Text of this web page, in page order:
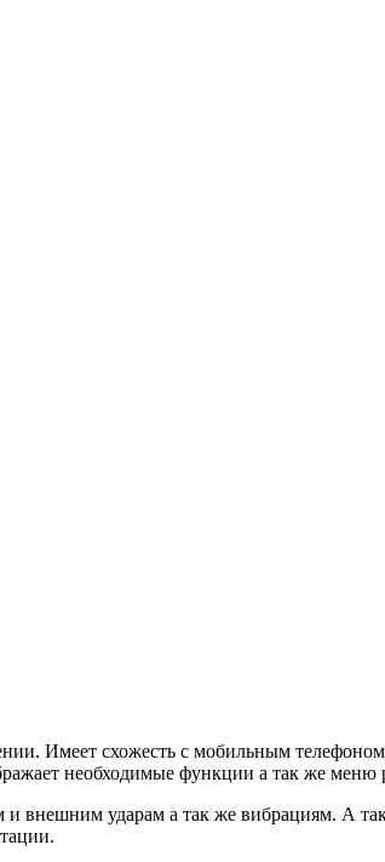
Имеет схожесть с мобильным
необходимые функции а так же меню
внешним ударам а так же вибрациям. А